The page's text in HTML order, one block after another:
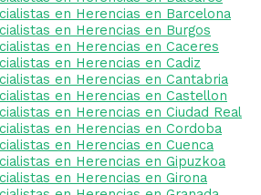
en Herencias en Barcelona
en Herencias en Burgos
en Herencias en Caceres
en Herencias en Cadiz
en Herencias en Cantabria
en Herencias en Castellon
en Herencias en Ciudad Real
en Herencias en Cordoba
en Herencias en Cuenca
en Herencias en Gipuzkoa
en Herencias en Girona